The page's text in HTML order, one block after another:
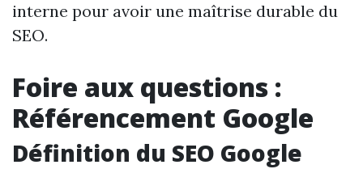
interne pour avoir une maîtrise durable du
SEO.
Foire aux questions :
Référencement Google
Définition du SEO Google